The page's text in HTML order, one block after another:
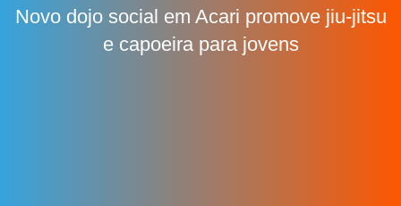
Novo dojo social em Acari promove jiu-jitsu
e capoeira para jovens